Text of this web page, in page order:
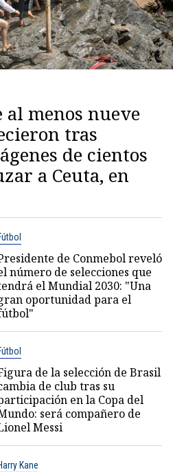
menos nueve
tras
de cientos
a Ceuta, en
de Conmebol reveló
número de selecciones que
el Mundial 2030: "Una
oportunidad para el
de la selección de Brasil
de club tras su
en la Copa del
será compañero de
Messi
Kane